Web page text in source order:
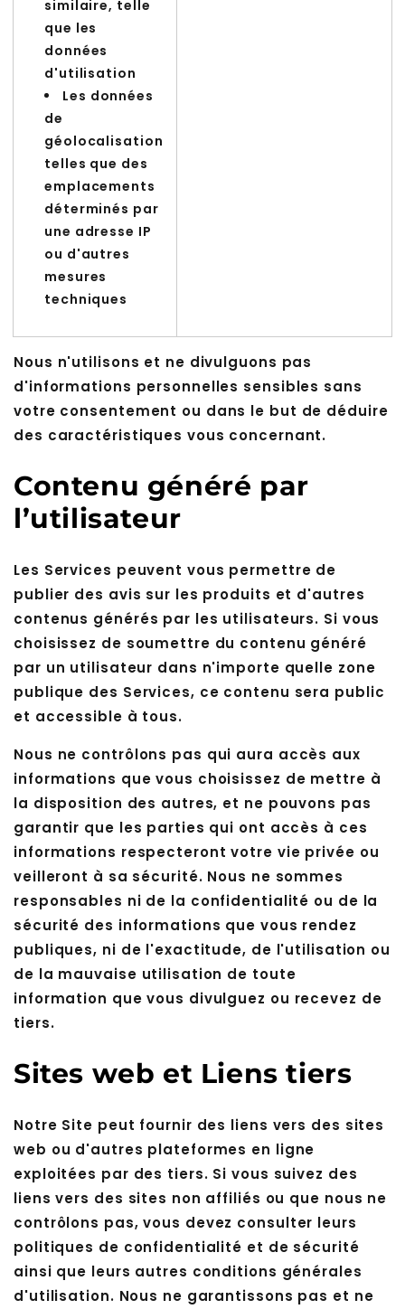
similaire, telle
que les
données
d'utilisation
Les données
de
géolocalisation
telles que des
emplacements
déterminés par
une adresse IP
ou d'autres
mesures
techniques
Nous n'utilisons et ne divulguons pas
d'informations personnelles sensibles sans
votre consentement ou dans le but de déduire
des caractéristiques vous concernant.
Contenu généré par
l’utilisateur
Les Services peuvent vous permettre de
publier des avis sur les produits et d'autres
contenus générés par les utilisateurs. Si vous
choisissez de soumettre du contenu généré
par un utilisateur dans n'importe quelle zone
publique des Services, ce contenu sera public
et accessible à tous.
Nous ne contrôlons pas qui aura accès aux
informations que vous choisissez de mettre à
la disposition des autres, et ne pouvons pas
garantir que les parties qui ont accès à ces
informations respecteront votre vie privée ou
veilleront à sa sécurité. Nous ne sommes
responsables ni de la confidentialité ou de la
sécurité des informations que vous rendez
publiques, ni de l'exactitude, de l'utilisation ou
de la mauvaise utilisation de toute
information que vous divulguez ou recevez de
tiers.
Sites web et Liens tiers
Notre Site peut fournir des liens vers des sites
web ou d'autres plateformes en ligne
exploitées par des tiers. Si vous suivez des
liens vers des sites non affiliés ou que nous ne
contrôlons pas, vous devez consulter leurs
politiques de confidentialité et de sécurité
ainsi que leurs autres conditions générales
d'utilisation. Nous ne garantissons pas et ne